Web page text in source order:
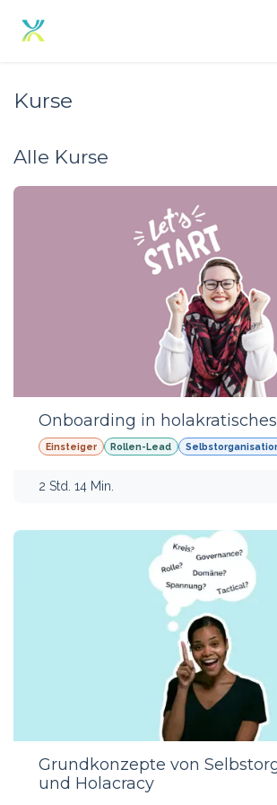
Kurse
Alle Kurse
Onboarding in
Einsteiger Rollen-Lead
2 Std. 14 Min.
Grundkonzepte von
und Holacracy